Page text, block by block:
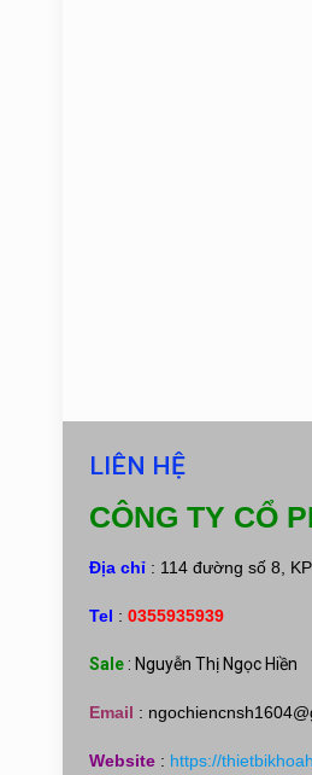
LIÊN HỆ
CÔNG TY CỔ
Địa chỉ : 114 đường số 8,
Tel :0355935939
Sale : Nguyễn Thị Ngọc Hiền
Email :
Website : https://